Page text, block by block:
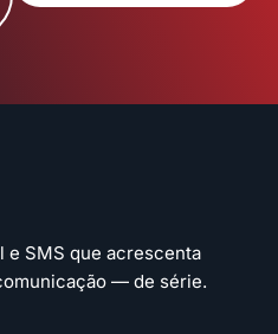
e SMS que acrescenta
— de série.